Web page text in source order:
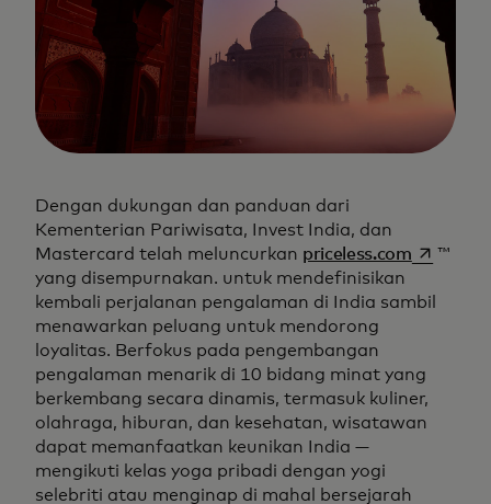
Dengan dukungan dan panduan dari
Kementerian Pariwisata, Invest India, dan
Mastercard telah meluncurkan priceless.comopens in
™
yang disempurnakan. untuk mendefinisikan
kembali perjalanan pengalaman di India sambil
menawarkan peluang untuk mendorong
loyalitas. Berfokus pada pengembangan
pengalaman menarik di 10 bidang minat yang
berkembang secara dinamis, termasuk kuliner,
olahraga, hiburan, dan kesehatan, wisatawan
dapat memanfaatkan keunikan India —
mengikuti kelas yoga pribadi dengan yogi
selebriti atau menginap di mahal bersejarah